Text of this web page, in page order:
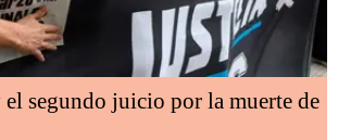
segundo juicio por la muerte de